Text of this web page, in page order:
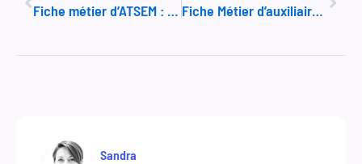
Fiche métier d’ATSEM : Agent Territorial Spécialisé des Ecoles Maternelles Fiche Métier d’auxiliaire vétérinaire (ASV / AVQ)
Sandra